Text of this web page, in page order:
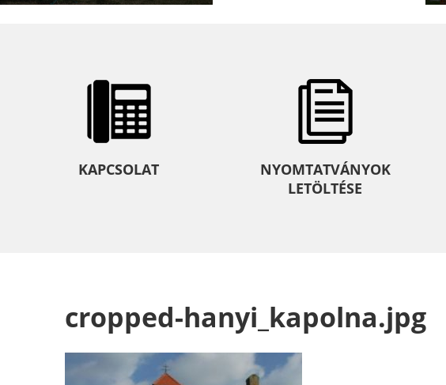
KAPCSOLAT
NYOMTATVÁNYOK
LETÖLTÉSE
cropped-hanyi_kapolna.jpg